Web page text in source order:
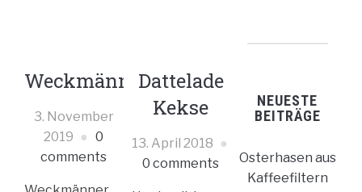
Weckmänner
3. November
2019
0
comments
Dattelade
Kekse
13. April 2018
0 comments
NEUESTE
BEITRÄGE
Osterhasen aus
Kaffeefiltern